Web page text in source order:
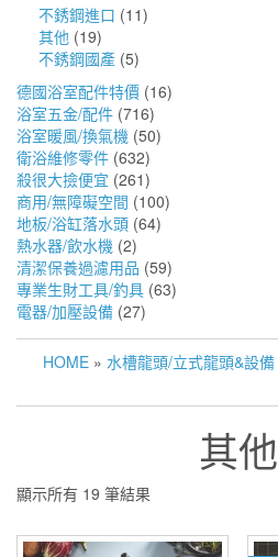
不銹鋼進口 (11)
其他 (19)
不銹鋼國產 (5)
德國浴室配件特價 (16)
浴室五金/配件 (716)
浴室暖風/換氣機 (50)
衛浴維修零件 (632)
殺很大撿便宜 (261)
商用/無障礙空間 (100)
地板/浴缸落水頭 (64)
熱水器/飲水機 (2)
清潔保養過濾用品 (59)
專業生財工具/釣具 (63)
電器/加壓設備 (27)
HOME » 水槽龍頭/立式龍頭&設備
其他
顯示所有 19 筆結果